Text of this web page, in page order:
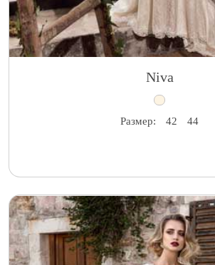
Niva
Размер: 42 44